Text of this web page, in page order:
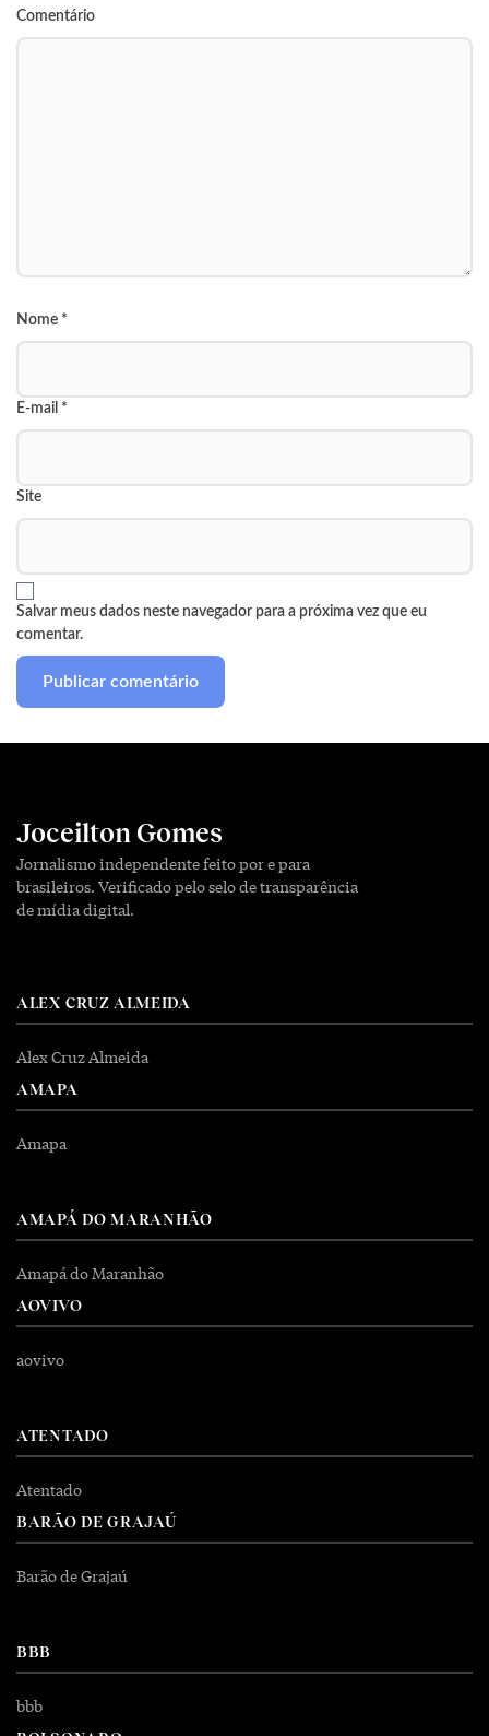
Comentário
Nome *
E-mail *
Site
Salvar meus dados neste navegador para a próxima vez que eu
comentar.
Joceilton Gomes
Jornalismo independente feito por e para
brasileiros. Verificado pelo selo de transparência
de mídia digital.
ALEX CRUZ ALMEIDA
Alex Cruz Almeida
AMAPA
Amapa
AMAPÁ DO MARANHÃO
Amapá do Maranhão
AOVIVO
aovivo
ATENTADO
Atentado
BARÃO DE GRAJAÚ
Barão de Grajaú
BBB
bbb